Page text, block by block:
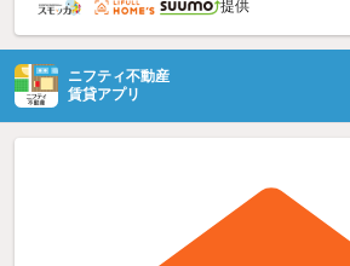
提供
ニフティ不動産
賃貸アプリ